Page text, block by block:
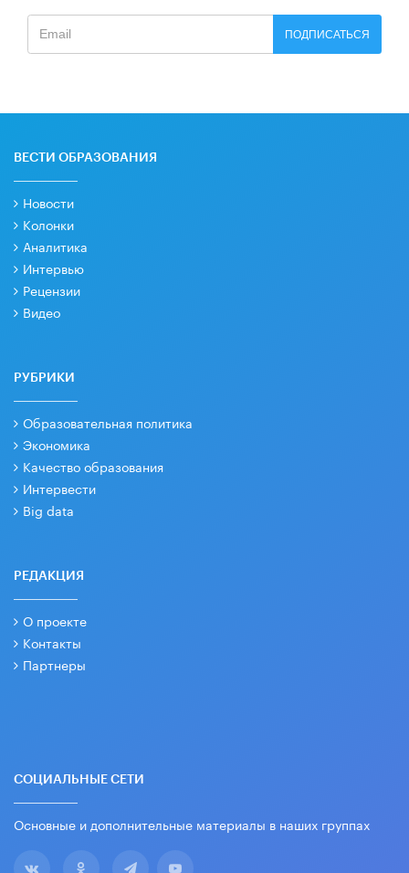
ПОДПИСАТЬСЯ
ВЕСТИ ОБРАЗОВАНИЯ
Новости
Колонки
Аналитика
Интервью
Рецензии
Видео
РУБРИКИ
Образовательная политика
Экономика
Качество образования
Интервести
Big data
РЕДАКЦИЯ
О проекте
Контакты
Партнеры
СОЦИАЛЬНЫЕ СЕТИ
Основные и дополнительные материалы в наших группах